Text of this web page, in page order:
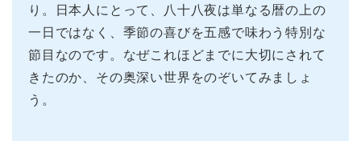
り。日本人にとって、八十八夜は単なる暦の上の
一日ではなく、季節の喜びを五感で味わう特別な
節目なのです。なぜこれほどまでに大切にされて
きたのか、その奥深い世界をのぞいてみましょ
う。